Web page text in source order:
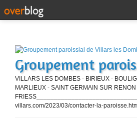
Groupement
VILLARS LES DOMBES - BIRIEUX -
MARLIEUX - SAINT GERMAIN SUR
villars.com/2023/03/contacter-la-